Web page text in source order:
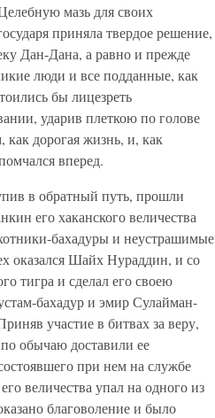
мазь для своих
приняла твердое решение,
Дан-Дана, а равно и прежде
люди и все подданные, как
бы лицезреть
ударив плеткою по голове
дорогая жизнь, и, как
вперед.
в обратный путь, прошли
его хаканского величества
бахадуры и неустрашимые
оказался Шайх Нураддин, и со
тигра и сделал его своею
бахадур и эмир Сулайман-
участие в битвах за веру,
обычаю доставили ее
при нем на службе
величества упал на одного из
благоволение и было